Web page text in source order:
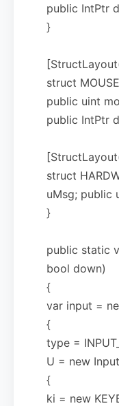
public IntPtr
}
struct
public uint
public IntPtr
struct
uMsg; public
}
public static
bool down)
{
var input =
{
type =
U = new
{
ki = new